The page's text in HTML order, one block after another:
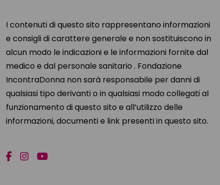
I contenuti di questo sito rappresentano informazioni
e consigli di carattere generale e non sostituiscono in
alcun modo le indicazioni e le informazioni fornite dal
medico e dal personale sanitario . Fondazione
IncontraDonna non sarà responsabile per danni di
qualsiasi tipo derivanti o in qualsiasi modo collegati al
funzionamento di questo sito e all’utilizzo delle
informazioni, documenti e link presenti in questo sito.